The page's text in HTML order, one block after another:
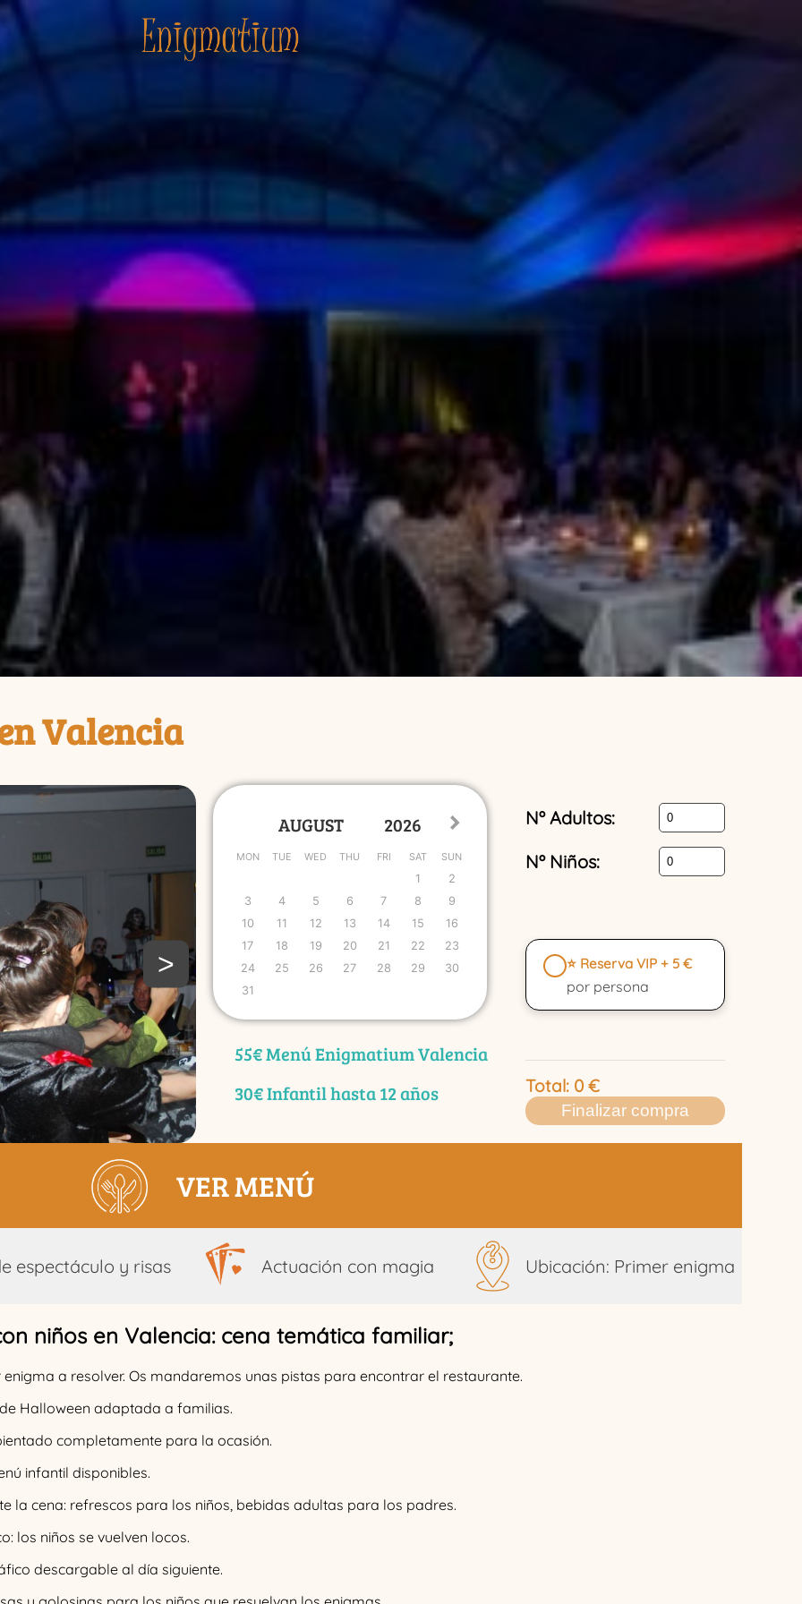
Valencia
>
MON TUE WED THU FRI SAT SUN
1
2
3
4 5 6 7 8
9
10
11 12 13 14 15
16
17
18 19 20 21 22
23
24
25 26 27 28 29
30
31
55€ Menú Enigmatium Valencia
30€ Infantil hasta 12 años
Nº Adultos:
Nº Niños:
⭐ Reserva VIP + 5 €
por persona
Total: 0 €
Finalizar compra
VER MENÚ
espectáculo y risas Actuación con magia Ubicación: Primer enigma
niños en Valencia: cena temática familiar;
enigma a resolver. Os mandaremos unas pistas para encontrar el restaurante.
Halloween adaptada a familias.
completamente para la ocasión.
infantil disponibles.
la cena: refrescos para los niños, bebidas adultas para los padres.
los niños se vuelven locos.
descargable al día siguiente.